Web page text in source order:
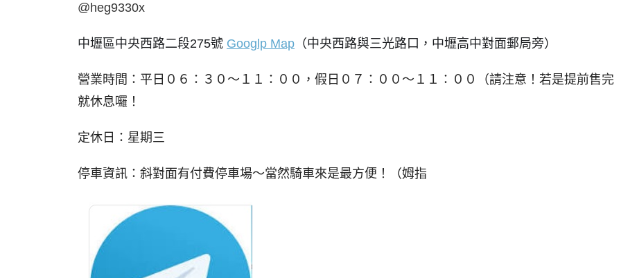
@heg9330x
中壢區中央西路二段275號 Googlp Map （中央西路與三光路口，中壢高中對面郵局旁）
營業時間：平日０６：３０～１１：００，假日０７：００～１１：００（請注意！若是提前售完
就休息囉！
定休日：星期三
停車資訊：斜對面有付費停車場～當然騎車來是最方便！（姆指